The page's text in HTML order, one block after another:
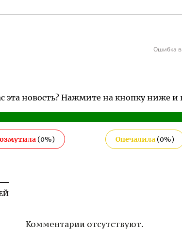
Ошибка в
эта новость? Нажмите на кнопку ниже и
(0%) Опечалила(0%)
Комментарии отсутствуют.